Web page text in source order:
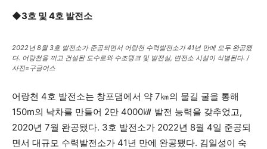
◆3호 및 4호 발전소
2022년 8월 3호 발전소가 준공되면서 어랑천 수력발전소가 41년 만에 모두 완공됐
다. 어랑천을 끼고 건설된 도수로와 수조탱크 및 발전실, 변전소 시설이 식별된다. /
사진=구글어스
어랑천 4호 발전소는 창포댐에서 약 7㎞의 물길 굴을 통해
150m의 낙차를 만들어 2만 4000㎾ 발전 능력을 갖추었고,
2020년 7월 완공됐다. 3호 발전소가 2022년 8월 4일 준공되
면서 대규모 수력발전소가 41년 만에 완공됐다. 김일성이 숙